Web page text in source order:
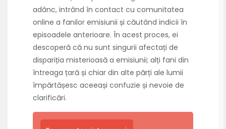
adânc, intrând în contact cu comunitatea
online a fanilor emisiunii și căutând indicii în
episoadele anterioare. În acest proces, ei
descoperă că nu sunt singurii afectați de
dispariția misterioasă a emisiunii; alți fani din
întreaga țară și chiar din alte părți ale lumii
împărtășesc aceeași confuzie și nevoie de
clarificări.